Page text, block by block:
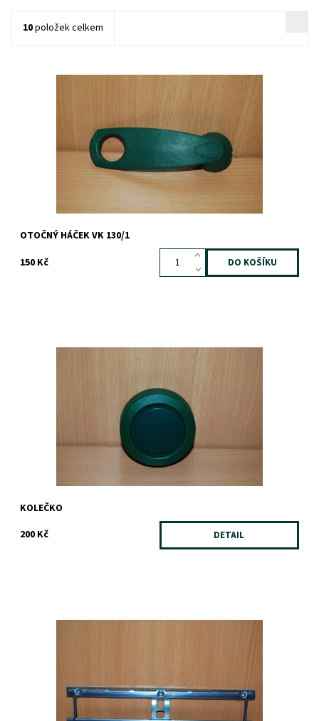
10položek celkem
Dostupnost:
Skladem
OTOČNÝ HÁČEK VK 130/1
150 Kč
Dostupnost:
Skladem
KOLEČKO
200 Kč
DETAIL